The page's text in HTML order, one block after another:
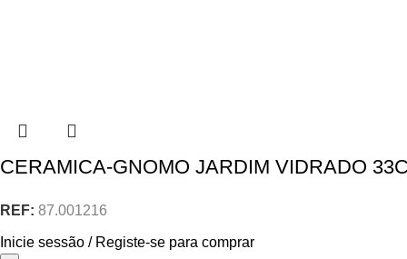
CERAMICA-GNOMO JARDIM VIDRADO
REF: 87.001216
Inicie sessão / Registe-se para comprar